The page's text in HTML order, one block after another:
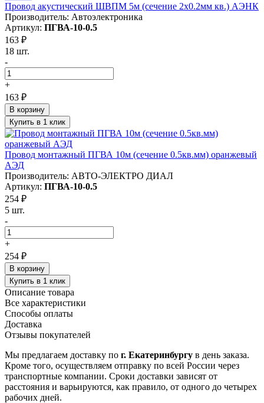
Провод акустический ШВПМ 5м (сечение 2х0.2мм кв.) АЭНК
Производитель: Автоэлектроника
Артикул: ПГВА-10-0.5
163 ₽
18 шт.
-
+
163 ₽
В корзину
Купить в 1 клик
Провод монтажный ПГВА 10м (сечение 0.5кв.мм) оранжевый
АЭД
Производитель: АВТО-ЭЛЕКТРО ДИАЛ
Артикул: ПГВА-10-0.5
254 ₽
5 шт.
-
+
254 ₽
В корзину
Купить в 1 клик
Описание товара
Все характеристики
Способы оплаты
Доставка
Отзывы покупателей
Мы предлагаем доставку по г. Екатеринбургу в день заказа.
Кроме того, осуществляем отправку по всей России через
транспортные компании. Сроки доставки зависят от
расстояния и варьируются, как правило, от одного до четырех
рабочих дней.